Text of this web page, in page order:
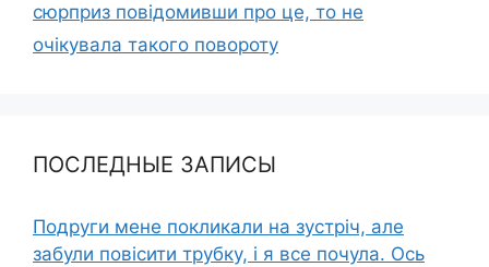
сюрприз повідомивши про це, то не
очікувала такого повороту
ПОСЛЕДНЫЕ ЗАПИСЫ
Подруги мене покликали на зустріч, але
забули повісити трубку, і я все почула. Ось